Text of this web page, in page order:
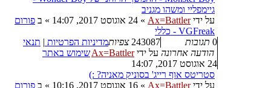
גיימפליי ומשהו מגניב
על ידיAx=Battler
» 24 אוגוסט 2017, 14:07 » ב פורום
VGFreak - כללי
0 תגובות 243087 צפיות
הודעה אחרונה על ידיAx=Battler
24 אוגוסט 2017, 14:07
סטריטס אוף רייג' בסוניק מאניה? :)
על ידיAx=Battler
» 16 אוגוסט 2017, 10:16 » ב פורום
מדיניות הפרטיות | תנאי
שימוש באתר